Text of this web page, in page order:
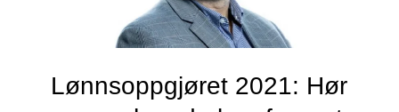
Lønnsoppgjøret 2021: Hør